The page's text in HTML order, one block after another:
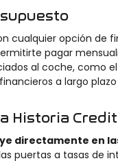
cualquier opción de
pagar
al coche, como
a largo
Historia
directamente en
puertas a tasas de